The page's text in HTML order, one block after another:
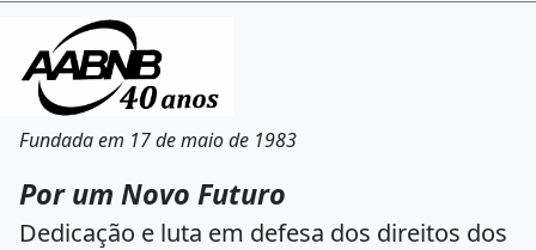
Fundada em 17 de maio de 1983
Por um Novo Futuro
Dedicação e luta em defesa dos direitos dos